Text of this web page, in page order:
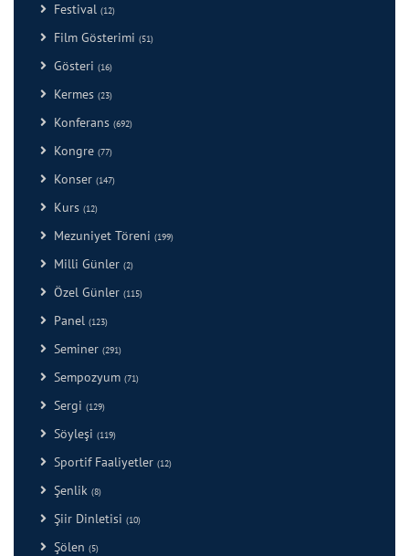
Festival (12)
Film Gösterimi (51)
Gösteri (16)
Kermes (23)
Konferans (692)
Kongre (77)
Konser (147)
Kurs (12)
Mezuniyet Töreni (199)
Milli Günler (2)
Özel Günler (115)
Panel (123)
Seminer (291)
Sempozyum (71)
Sergi (129)
Söyleşi (119)
Sportif Faaliyetler (12)
Şenlik (8)
Şiir Dinletisi (10)
Şölen (5)